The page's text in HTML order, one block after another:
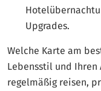
Upgrades.
Welche Karte am
Lebensstil und Ihren
regelmäßig reisen,